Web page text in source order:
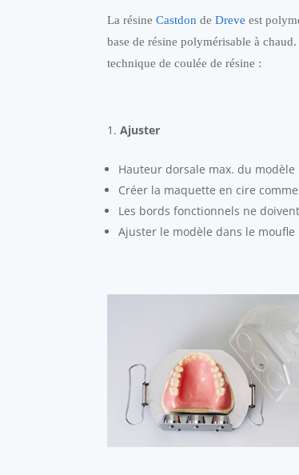
La résineCastdon deDreve est
base de résine polymérisable à
technique de coulée de résine :
Ajuster
Hauteur dorsale max. du modèle
Créer la maquette en cire comme
Les bords fonctionnels ne
Ajuster le modèle dans le moufle